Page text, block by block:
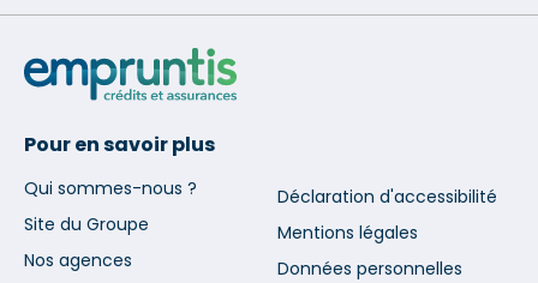
Pour en savoir plus
Qui sommes-nous ?
Site du Groupe
Nos agences
Déclaration d'accessibilité
Mentions légales
Données personnelles